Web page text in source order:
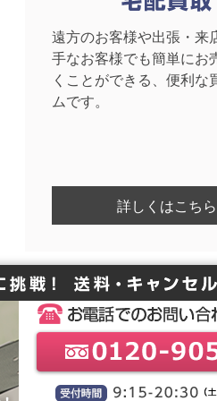
遠方のお客様や出張・来
手なお客様でも簡単にお
くことができる、便利な
ムです。
詳しくはこちら